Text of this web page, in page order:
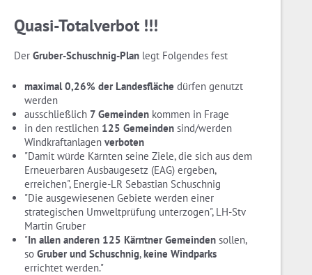
Quasi-Totalverbot !!!
Der Gruber-Schuschnig-Plan legt Folgendes fest
maximal 0,26% der Landesfläche dürfen genutzt
werden
ausschließlich 7 Gemeinden kommen in Frage
in den restlichen 125 Gemeinden sind/werden
Windkraftanlagen verboten
"Damit würde Kärnten seine Ziele, die sich aus dem
Erneuerbaren Ausbaugesetz (EAG) ergeben,
erreichen", Energie-LR Sebastian Schuschnig
"Die ausgewiesenen Gebiete werden einer
strategischen Umweltprüfung unterzogen", LH-Stv
Martin Gruber
"In allen anderen 125 Kärntner Gemeinden sollen,
so Gruber und Schuschnig,keine Windparks
errichtet werden."